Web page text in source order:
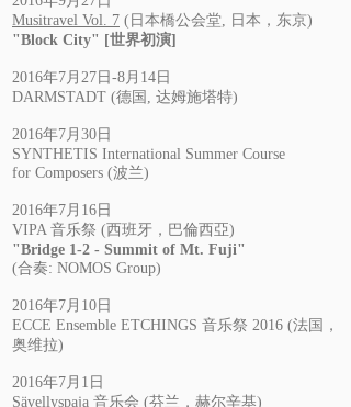
Musitravel Vol. 7 (日本橋公会堂, 日本，东京)
"Block City" [世界初演]
2016年7月27日-8月14日
DARMSTADT (德国, 达姆施塔特)
2016年7月30日
SYNTHETIS International Summer Course
for Composers (波兰)
2016年7月16日
VIPA 音乐祭 (西班牙，巴倫西亞)
"Bridge 1-2 - Summit of Mt. Fuji"
(合奏: NOMOS Group)
2016年7月10日
ECCE Ensemble ETCHINGS 音乐祭 2016 (法国，
奥维拉)
2016年7月1日
Sävellyspaja 音乐会 (芬兰，赫尔辛基)